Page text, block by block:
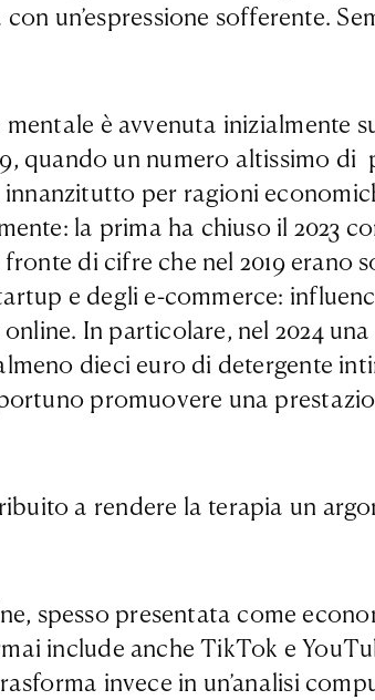
un’espressione sofferente.
è avvenuta inizialmente
quando un numero altissimo
per ragioni
la prima ha chiuso il 2023
di cifre che nel 2019 erano
e degli e-commerce:
In particolare, nel 2024
dieci euro di detergente
promuovere una
a rendere la terapia un
spesso presentata come
include anche TikTok e
invece in un’analisi